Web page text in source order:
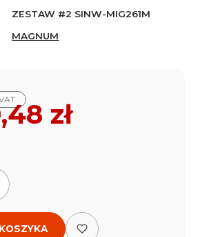
ZESTAW #2 SINW-MIG261M
MAGNUM
zł